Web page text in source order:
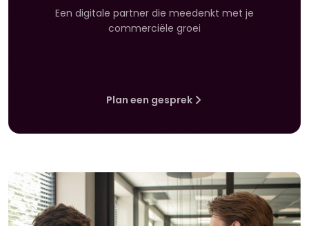
Een digitale partner die meedenkt met je
commerciële groei
Plan een gesprek